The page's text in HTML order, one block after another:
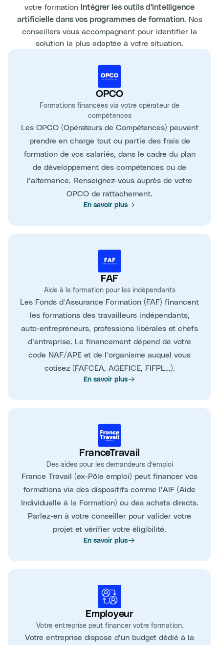
votre formation
Intégrer les outils d'intelligence
artificielle dans vos programmes de formation. Nos
conseillers vous accompagnent pour identifier la
solution la plus adaptée à votre situation.
OPCO
Formations financées via votre opérateur de
compétences
Les OPCO (Opérateurs de Compétences) peuvent
prendre en charge tout ou partie des frais de
formation de vos salariés, dans le cadre du plan
de développement des compétences ou de
l’alternance. Renseignez-vous auprès de votre
OPCO de rattachement.
En savoir plus
FAF
Aide à la formation pour les indépendants
Les Fonds d’Assurance Formation (FAF) financent
les formations des travailleurs indépendants,
auto-entrepreneurs, professions libérales et chefs
d’entreprise. Le financement dépend de votre
code NAF/APE et de l’organisme auquel vous
cotisez (FAFCEA, AGEFICE, FIFPL…).
En savoir plus
FranceTravail
Des aides pour les demandeurs d’emploi
France Travail (ex-Pôle emploi) peut financer vos
formations via des dispositifs comme l’AIF (Aide
Individuelle à la Formation) ou des achats directs.
Parlez-en à votre conseiller pour valider votre
projet et vérifier votre éligibilité.
En savoir plus
Employeur
Votre entreprise peut financer votre formation.
Votre entreprise dispose d’un budget dédié à la